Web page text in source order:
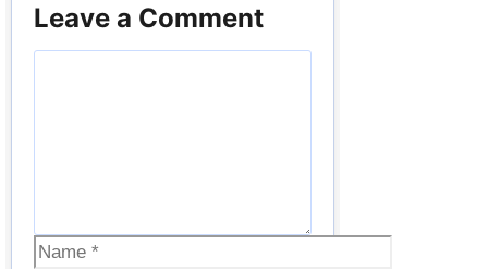
Leave a Comment